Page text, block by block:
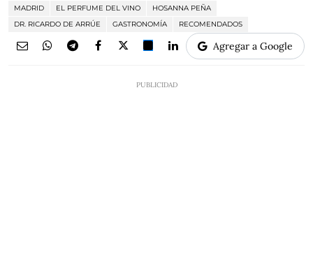
MADRID EL PERFUME DEL VINO
HOSANNA PEÑA
DR. RICARDO DE ARRÚE
GASTRONOMÍA RECOMENDADOS
Agregar a Google